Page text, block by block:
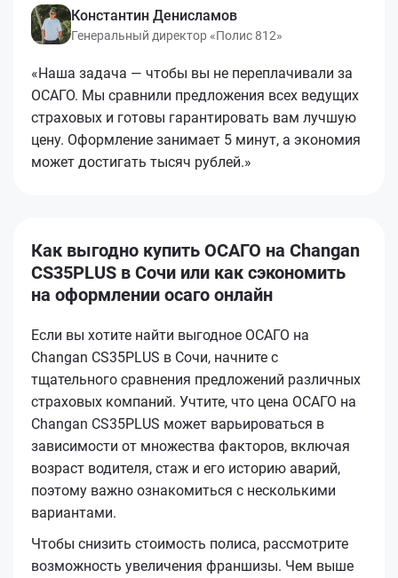
Константин Денисламов
Генеральный директор «Полис 812»
«Наша задача — чтобы вы не переплачивали за
ОСАГО. Мы сравнили предложения всех ведущих
страховых и готовы гарантировать вам лучшую
цену. Оформление занимает 5 минут, а экономия
может достигать тысяч рублей.»
Как выгодно купить ОСАГО на Changan
CS35PLUS в Сочи или как сэкономить
на оформлении осаго онлайн
Если вы хотите найти выгодное ОСАГО на
Changan CS35PLUS в Сочи, начните с
тщательного сравнения предложений различных
страховых компаний. Учтите, что цена ОСАГО на
Changan CS35PLUS может варьироваться в
зависимости от множества факторов, включая
возраст водителя, стаж и его историю аварий,
поэтому важно ознакомиться с несколькими
вариантами.
Чтобы снизить стоимость полиса, рассмотрите
возможность увеличения франшизы. Чем выше